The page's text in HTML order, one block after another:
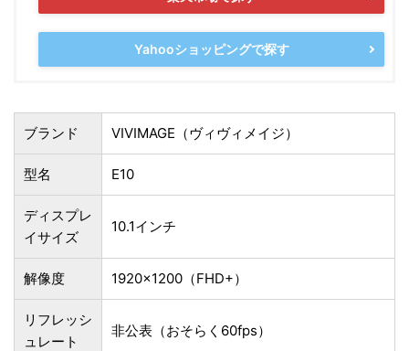
Yahooショッピングで探す
ブランド VIVIMAGE（ヴィヴィメイジ）
型名 E10
ディスプレ
イサイズ
10.1インチ
解像度 1920×1200（FHD+）
リフレッシ
ュレート
非公表（おそらく60fps）